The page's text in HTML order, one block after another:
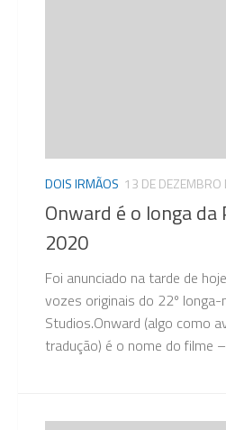
DOIS IRMÃOS 13 DE
Onward é o longa
2020
Foi anunciado na tarde de
vozes originais do 22º
Studios.Onward (algo como
tradução) é o nome do filme